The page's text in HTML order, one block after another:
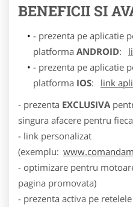
BENEFICII SI
- prezenta pe aplicatie
platforma ANDROID:
- prezenta pe aplicatie
platforma IOS:
link
- prezenta EXCLUSIVA
singura afacere pentru
- link personalizat
(exemplu:
- optimizare pentru
pagina promovata)
- prezenta activa pe